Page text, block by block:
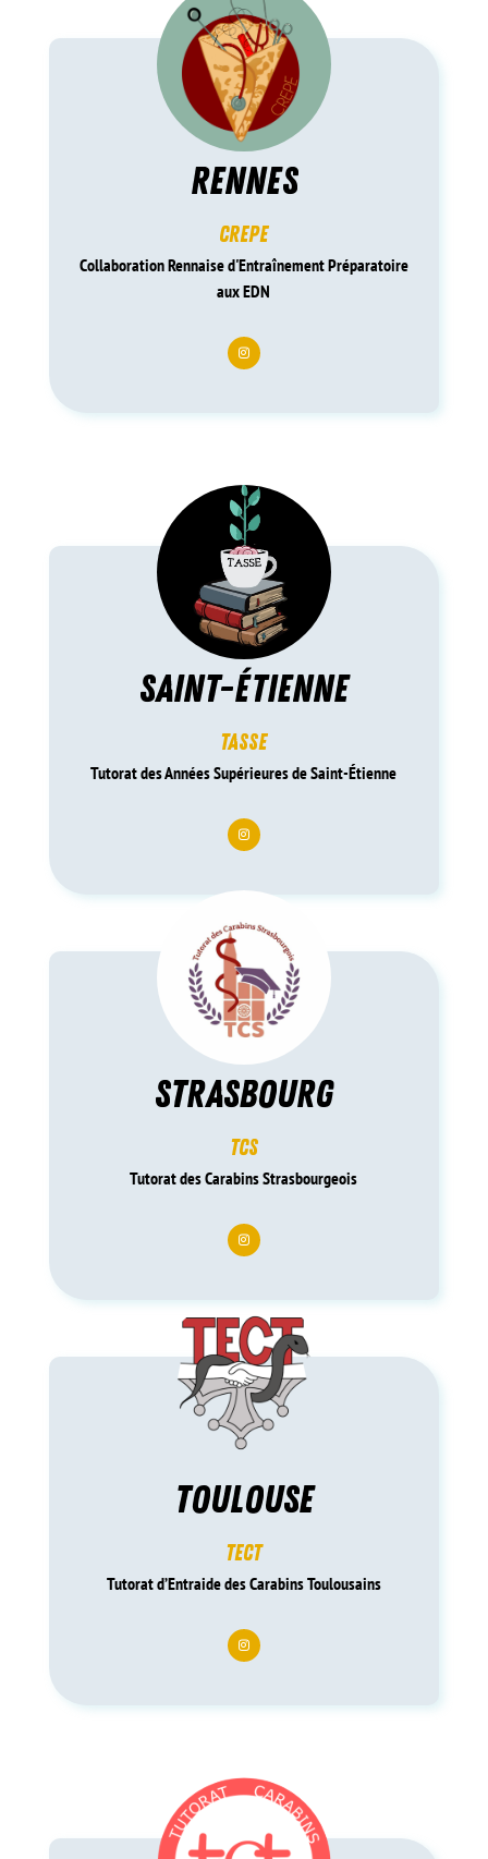
rennes
crepe
Collaboration Rennaise d'Entraînement Préparatoire
aux EDN
saint-étienne
tasse
Tutorat des Années Supérieures de Saint-Étienne
strasbourg
tcs
Tutorat des Carabins Strasbourgeois
toulouse
tect
Tutorat d’Entraide des Carabins Toulousains